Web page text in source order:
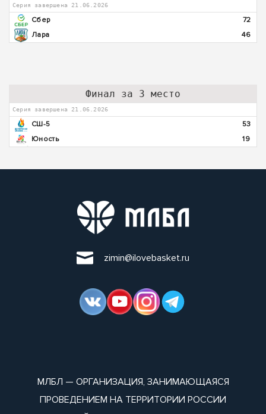
Серия завершена 21.06.2026
Сбер
72
Лара
46
Финал за 3 место
Серия завершена 21.06.2026
СШ-5
53
Юность
19
zimin@ilovebasket.ru
МЛБЛ — ОРГАНИЗАЦИЯ, ЗАНИМАЮЩАЯСЯ
ПРОВЕДЕНИЕМ НА ТЕРРИТОРИИ РОССИИ